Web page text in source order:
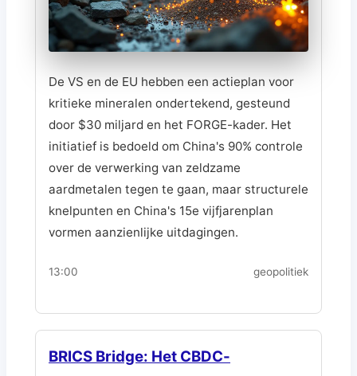
De VS en de EU hebben een actieplan voor
kritieke mineralen ondertekend, gesteund
door $30 miljard en het FORGE-kader. Het
initiatief is bedoeld om China's 90% controle
over de verwerking van zeldzame
aardmetalen tegen te gaan, maar structurele
knelpunten en China's 15e vijfjarenplan
vormen aanzienlijke uitdagingen.
13:00 geopolitiek
BRICS Bridge: Het CBDC-